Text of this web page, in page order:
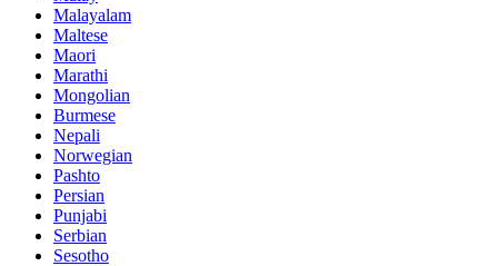
Malayalam
Maltese
Maori
Marathi
Mongolian
Burmese
Nepali
Norwegian
Pashto
Persian
Punjabi
Serbian
Sesotho